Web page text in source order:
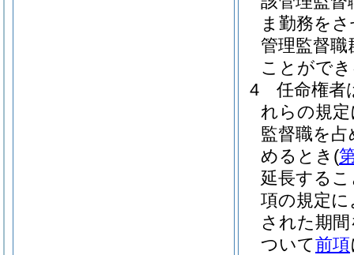
ま勤務を
管理監督
ことがで
4
任命権者
れらの規
監督職を
めるとき (
延長する
項の規定
された期
ついて前項